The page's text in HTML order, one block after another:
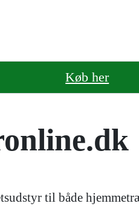
Køb her
til både